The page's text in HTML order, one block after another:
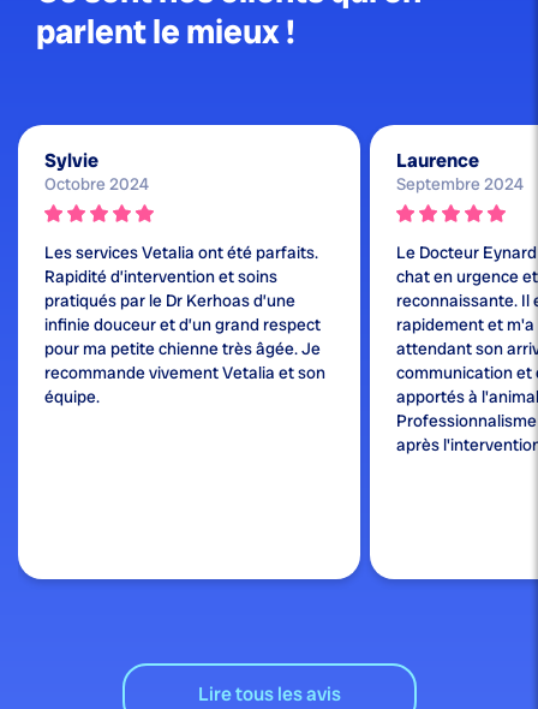
parlent le mieux !
Sylvie
Octobre 2024
Les services Vetalia ont été parfaits.
Rapidité d’intervention et soins
pratiqués par le Dr Kerhoas d’une
infinie douceur et d’un grand respect
pour ma petite chienne très âgée. Je
recommande vivement Vetalia et son
équipe.
Laurence
Septembre 2024
Le Docteur
chat en urgence
reconnaissante. Il
rapidement et m'a
attendant son
communication et
apportés à
après
Lire tous les avis